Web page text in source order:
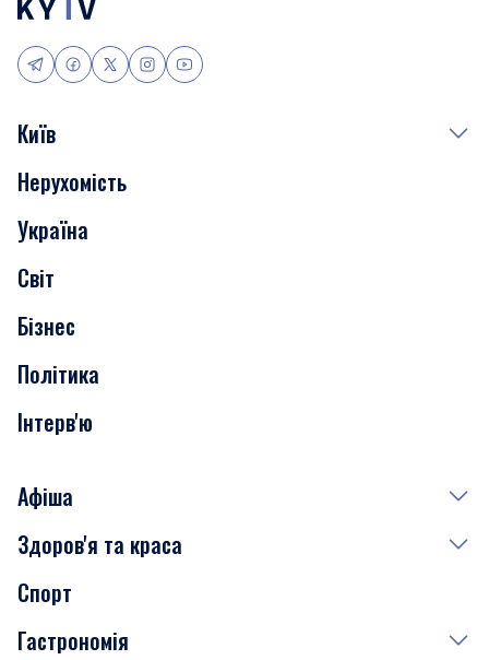
Київ
Події
Скандали
Нерухомість
Транспорт
Нерухомість
Україна
Світ
Бізнес
Політика
Інтерв'ю
Афіша
Сьогодні
Завтра
Субота
Здоров'я та краса
Медицина
Краса
Спорт
Гастрономія